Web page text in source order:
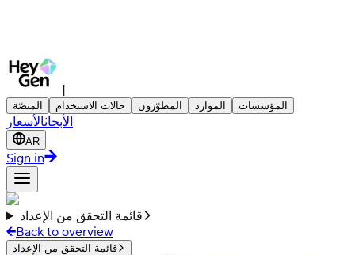
|
المنصّة حالات الاستخدام المطوّرون الموارد المؤسسات
الأبحاثالأسعار
AR
Sign in
قائمة التحقق من الإعداد
Back to overview
قائمة التحقق من الإعداد